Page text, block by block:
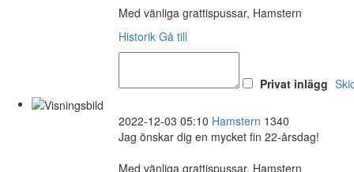
Med vänliga grattispussar, Hamstern
Historik Gå till
Privat inlägg
2022-12-03 05:10 Hamstern 1340
Jag önskar dig en mycket fin 22-årsdag!
Med vänliga grattispussar, Hamstern